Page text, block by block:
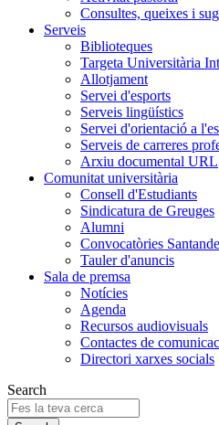
Consultes, queixes i
Serveis
Biblioteques
Targeta Universitària
Allotjament
Servei d'esports
Serveis lingüístics
Servei d'orientació a
Serveis de carreres
Arxiu documental URL
Comunitat universitària
Consell d'Estudiants
Sindicatura de Greuges
Alumni
Convocatòries
Tauler d'anuncis
Sala de premsa
Notícies
Agenda
Recursos audiovisuals
Contactes de
Directori xarxes socials
Search